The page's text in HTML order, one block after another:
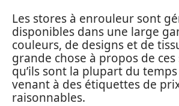
Les stores à enrouleur sont
disponibles dans une large
couleurs, de designs et de
grande chose à propos de
qu’ils sont la plupart du
venant à des étiquettes de
raisonnables.